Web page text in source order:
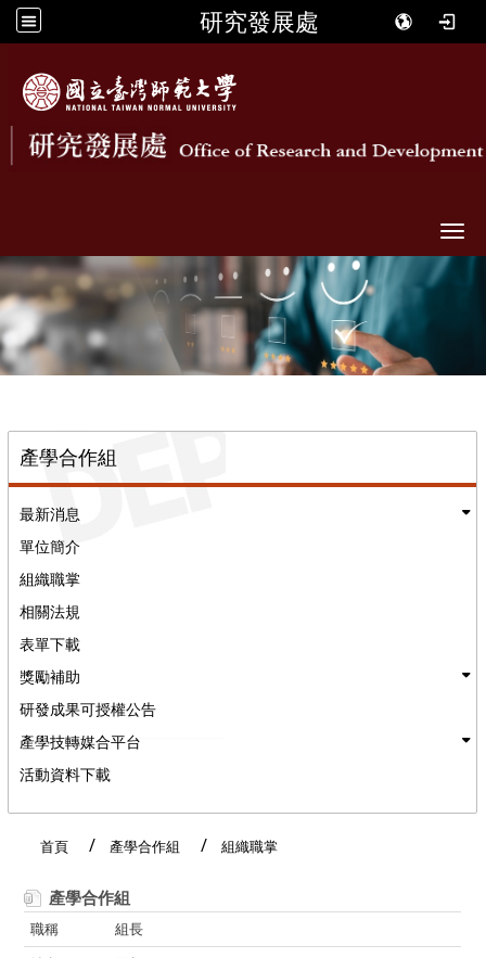
研究發展處
產學合作組
最新消息
單位簡介
組織職掌
相關法規
表單下載
獎勵補助
研發成果可授權公告
產學技轉媒合平台
活動資料下載
首頁 產學合作組 組織職掌
產學合作組
組長